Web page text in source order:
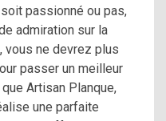
passionné ou pas,
admiration sur la
vous ne devrez plus
passer un meilleur
Artisan Planque,
une parfaite